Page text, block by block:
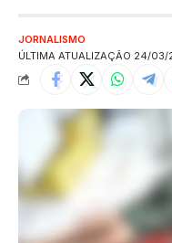
ÚLTIMA ATUALIZAÇÃO 24/03/
JORNALISMO